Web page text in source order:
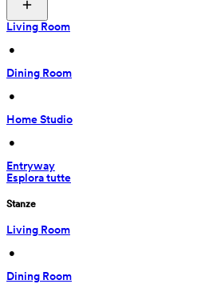
Living Room
•
Dining Room
•
Home Studio
•
Entryway
Esplora tutte
Stanze
Living Room
•
Dining Room